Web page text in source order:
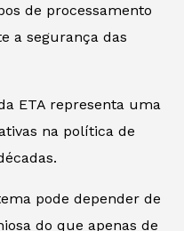
de processamento
a segurança das
ETA representa uma
na política de
pode depender de
do que apenas de